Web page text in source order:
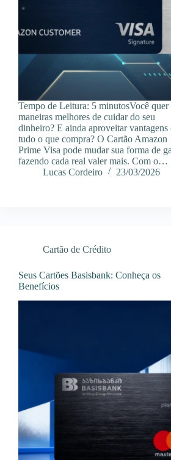
Tempo de Leitura: 5 minutosVocê quer
maneiras melhores de cuidar do seu
dinheiro? E ainda aproveitar vantagens
tudo o que compra? O Cartão Amazon
Prime Visa pode mudar sua forma de
fazendo cada real valer mais. Com o…
Lucas Cordeiro
23/03/2026
Cartão de Crédito
Seus Cartões Basisbank: Conheça os
Benefícios